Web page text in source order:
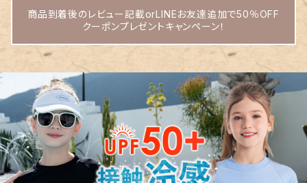
商品到着後のレビュー記載orLINEお友達追加で50％OFF
クーポンプレゼントキャンペーン！